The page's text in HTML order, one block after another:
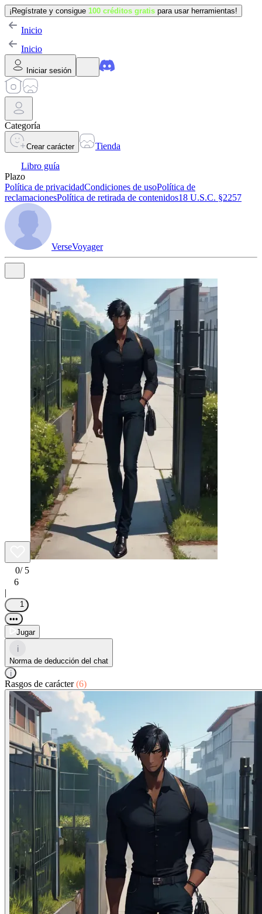
¡Regístrate y consigue 100 créditos gratis para usar herramientas!
Inicio
Inicio
Iniciar sesión
Categoría
Crear carácter
Tienda
Libro guía
Plazo
Política de privacidadCondiciones de usoPolítica de
reclamacionesPolítica de retirada de contenidos18 U.S.C. §2257
VerseVoyager
0/ 5
6
|
1
•••
Jugar
i
Norma de deducción del chat
i
Rasgos de carácter(6)